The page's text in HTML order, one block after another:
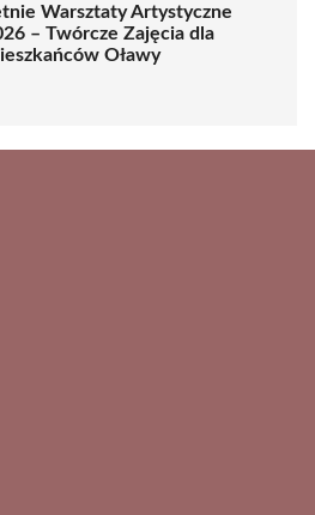
Warsztaty Artystyczne
– Twórcze Zajęcia dla
Oławy